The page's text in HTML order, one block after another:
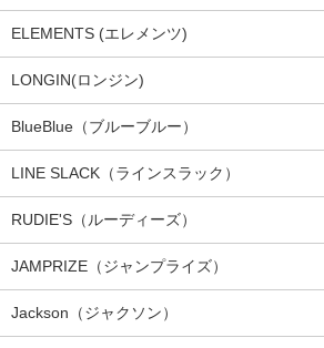
ELEMENTS (エレメンツ)
LONGIN(ロンジン)
BlueBlue（ブルーブルー）
LINE SLACK（ラインスラック）
RUDIE'S（ルーディーズ）
JAMPRIZE（ジャンプライズ）
Jackson（ジャクソン）